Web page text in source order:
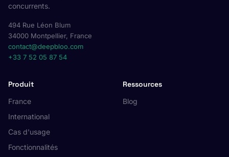
concurrents.
494 Rue Léon Blum
34000 Montpellier, France
contact@deepbloo.com
+33 7 52 05 87 54
Produit
France
International
Cas d'usage
Fonctionnalités
Ressources
Blog